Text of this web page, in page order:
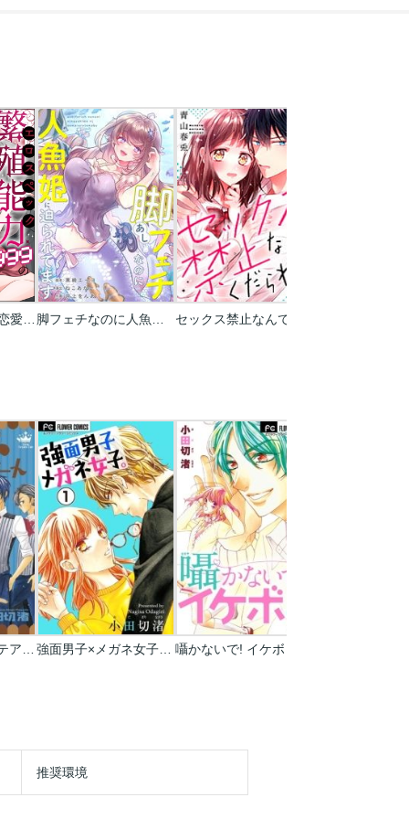
繁殖能力Lv999の恋愛事情 ―幼なじみ候爵令息とのウブあま新婚生活―（単話版） 脚フェチなのに人魚姫に迫られてます【タテヨミ】【フルカラー】
囁かないで! イケボくん
推奨環境